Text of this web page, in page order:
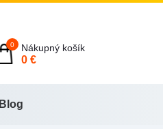
Nákupný košík
0 €
0
Blog